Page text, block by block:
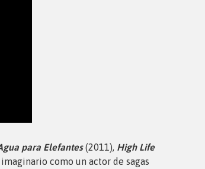
para Elefantes(2011), High Life
como un actor de sagas